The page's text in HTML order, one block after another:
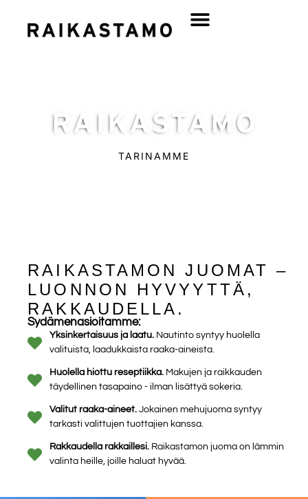
TARINAMME
RAIKASTAMON JUOMAT –
LUONNON HYVYYTTÄ,
RAKKAUDELLA.
Sydämenasioitamme:
Yksinkertaisuus ja laatu.Nautinto syntyy huolella
valituista, laadukkaista raaka-aineista.
Huolella hiottu reseptiikka. Makujen ja raikkauden
täydellinen tasapaino - ilman lisättyä sokeria.
Valitut raaka-aineet.Jokainen mehujuoma syntyy
tarkasti valittujen tuottajien kanssa.
Rakkaudella rakkaillesi.Raikastamon juoma on lämmin
valinta heille, joille haluat hyvää.